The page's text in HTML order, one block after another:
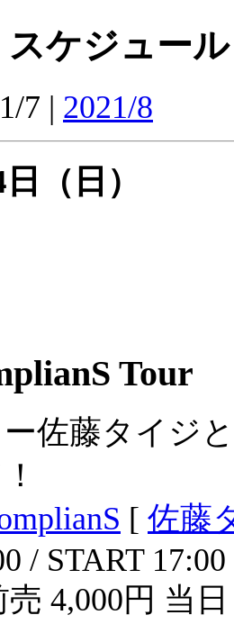
スケジュール
7 | 2021/8
（日）
Tour
佐藤タイジ
[ 佐藤
/ START 17:00
4,000円 当